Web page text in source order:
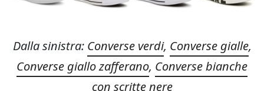
Dalla sinistra: Converse verdi, Converse gialle,
Converse giallo zafferano, Converse bianche
con scritte nere